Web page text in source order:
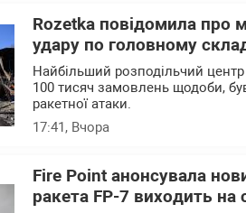
Rozetka повідомила про
удару по головному
Найбільший розподільчий
100 тисяч замовлень щодоби,
ракетної атаки.
17:41, Вчора
Fire Point анонсувала
ракета FP-7 виходить на